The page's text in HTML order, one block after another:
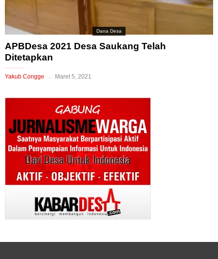
Dana Desa
APBDesa 2021 Desa Saukang Telah
Ditetapkan
Yakub Congge Maret 5, 2021